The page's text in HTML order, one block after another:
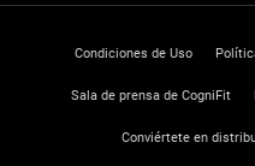
Condiciones de Uso
Sala de prensa de CogniFit
Conviértete en